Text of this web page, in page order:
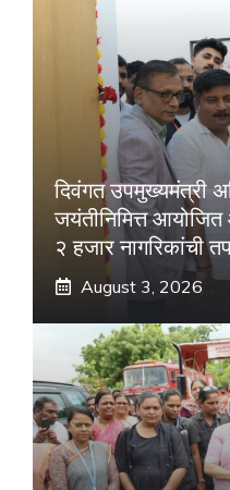
दिवंगत उपमुख्यमंत्री
जयंतीनिमित्त आयोजित
२ हजार नागरिकांची
August 3, 2026